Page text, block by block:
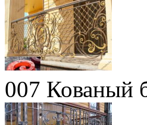
007 Кованый